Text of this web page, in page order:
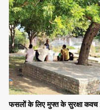
फसलों के लिए मुफ्त के सुरक्षा कवच